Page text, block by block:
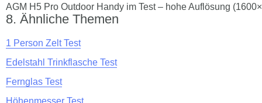
AGM H5 Pro Outdoor Handy im Test – hohe Auflösung
Ähnliche Themen
1 Person Zelt Test
Edelstahl Trinkflasche Test
Fernglas Test
Höhenmesser Test